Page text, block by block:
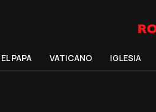
EL PAPA VATICANO IGLESIA